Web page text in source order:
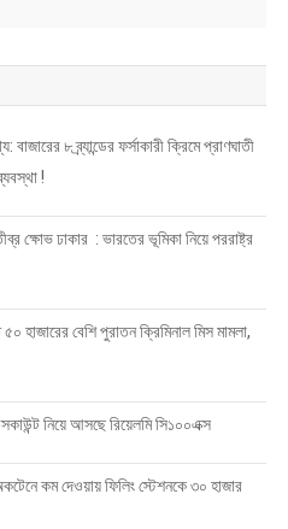
৮ ব্র্যান্ডের ফর্সাকারী ক্রিমে প্রাণঘাতী
!
ক্ষোভ ঢাকার : ভারতের ভূমিকা নিয়ে পররাষ্ট্র
হাজারের বেশি পুরাতন ক্রিমিনাল মিস মামলা,
নিয়ে আসছে রিয়েলমি সি১০০এক্স
কম দেওয়ায় ফিলিং স্টেশনকে ৩০ হাজার